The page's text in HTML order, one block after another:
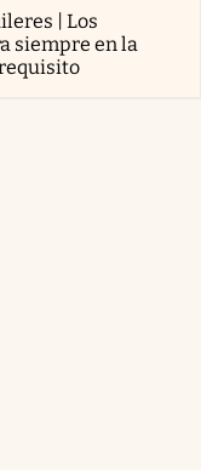
| Los
siempre en la